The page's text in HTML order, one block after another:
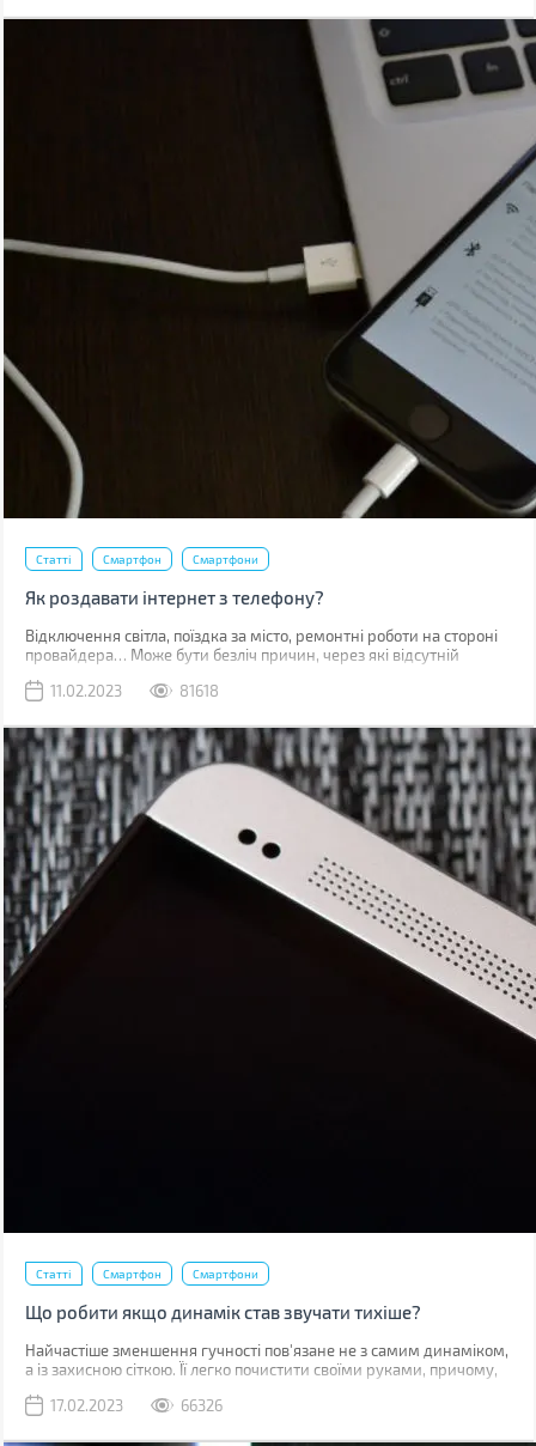
Статті Смартфон Смартфони
Як роздавати інтернет з телефону?
Відключення світла, поїздка за місто, ремонтні роботи на стороні
провайдера… Може бути безліч причин, через які відсутній
мобільна мережа, звичайно, якщо ви знаходитесь у зоні її
11.02.2023 81618
Статті Смартфон Смартфони
Що робити якщо динамік став звучати тихіше?
Найчастіше зменшення гучності пов'язане не з самим динаміком,
а із захисною сіткою. Її легко почистити своїми руками, причому,
17.02.2023
66326